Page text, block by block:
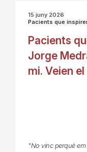
15 juny 2026
Pacients que
Pacients
Jorge
mi. Veien
"No vinc perquè